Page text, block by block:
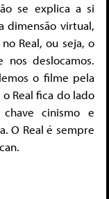
se explica a si
dimensão virtual,
Real, ou seja, o
deslocamos.
o filme pela
Real fica do lado
cinismo e
O Real é sempre